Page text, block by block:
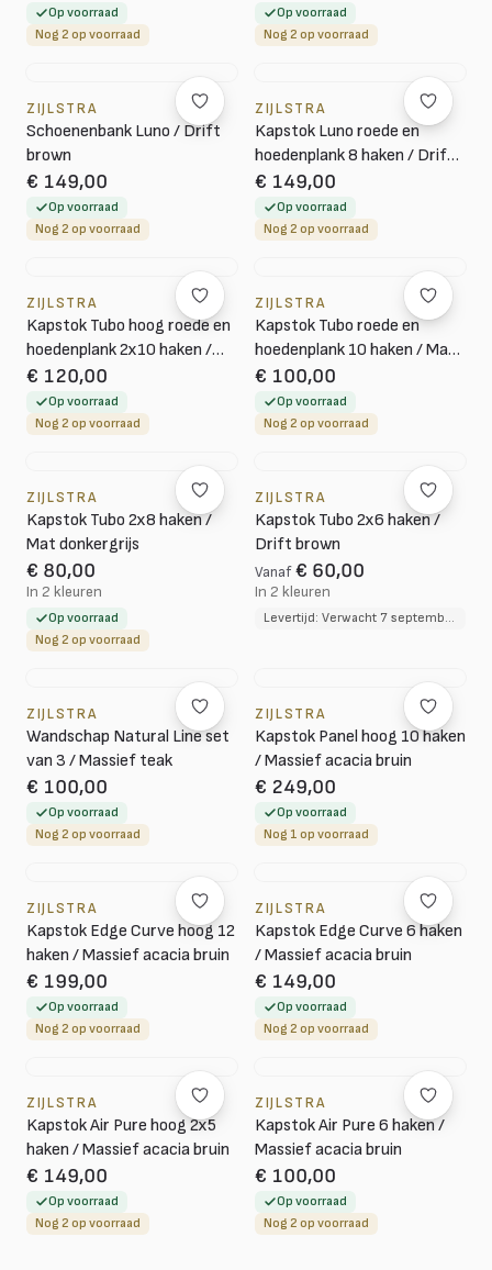
Op voorraad
Nog 2 op voorraad
Op voorraad
Nog 2 op voorraad
ZIJLSTRA
Schoenenbank Luno / Drift
brown
€ 149,00
Op voorraad
Nog 2 op voorraad
ZIJLSTRA
Kapstok Luno roede en
hoedenplank 8 haken / Drift
brown
€ 149,00
Op voorraad
Nog 2 op voorraad
ZIJLSTRA
Kapstok Tubo hoog roede en
hoedenplank 2x10 haken /
Mat donkergrijs
€ 120,00
Op voorraad
Nog 2 op voorraad
ZIJLSTRA
Kapstok Tubo roede en
hoedenplank 10 haken / Mat
donkergrijs
€ 100,00
Op voorraad
Nog 2 op voorraad
ZIJLSTRA
Kapstok Tubo 2x8 haken /
Mat donkergrijs
€ 80,00
In 2 kleuren
Op voorraad
Nog 2 op voorraad
ZIJLSTRA
Kapstok Tubo 2x6 haken /
Drift brown
Vanaf € 60,00
In 2 kleuren
Levertijd: Verwacht 7 september 2026
ZIJLSTRA
Wandschap Natural Line set
van 3 / Massief teak
€ 100,00
Op voorraad
Nog 2 op voorraad
ZIJLSTRA
Kapstok Panel hoog 10 haken
/ Massief acacia bruin
€ 249,00
Op voorraad
Nog 1 op voorraad
ZIJLSTRA
Kapstok Edge Curve hoog 12
haken / Massief acacia bruin
€ 199,00
Op voorraad
Nog 2 op voorraad
ZIJLSTRA
Kapstok Edge Curve 6 haken
/ Massief acacia bruin
€ 149,00
Op voorraad
Nog 2 op voorraad
ZIJLSTRA
Kapstok Air Pure hoog 2x5
haken / Massief acacia bruin
€ 149,00
Op voorraad
Nog 2 op voorraad
ZIJLSTRA
Kapstok Air Pure 6 haken /
Massief acacia bruin
€ 100,00
Op voorraad
Nog 2 op voorraad